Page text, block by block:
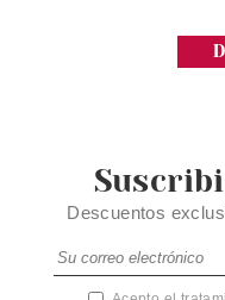
Descuentos